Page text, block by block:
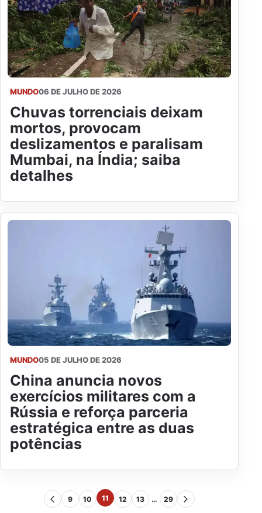
MUNDO06 DE JULHO DE 2026
Chuvas torrenciais deixam
mortos, provocam
deslizamentos e paralisam
Mumbai, na Índia; saiba
detalhes
MUNDO05 DE JULHO DE 2026
China anuncia novos
exercícios militares com a
Rússia e reforça parceria
estratégica entre as duas
potências
9 10 11 12 13 … 29